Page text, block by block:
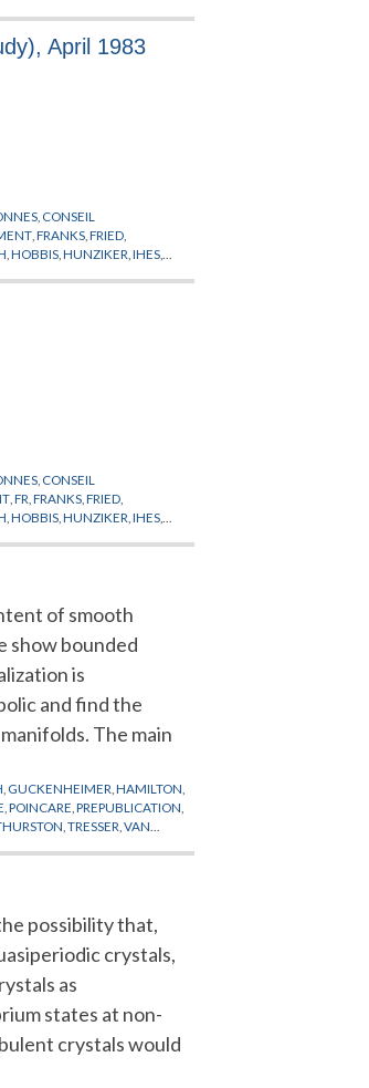
April 1983
CONSEIL
,FRANKS ,FRIED
,HOBBIS ,HUNZIKER ,IHES
CONSEIL
,FR ,FRANKS ,FRIED
,HOBBIS ,HUNZIKER ,IHES
of smooth
show bounded
is
and find the
The main
GUCKENHEIMER ,HAMILTON
,POINCARE ,PREPUBLICATION
,TRESSER ,VAN
possibility that,
crystals,
as
states at non-
crystals would